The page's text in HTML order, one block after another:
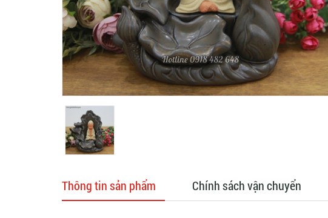
Thông tin sản phẩm Chính sách vận chuyển